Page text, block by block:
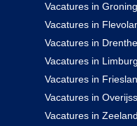
Vacatures in
Vacatures in
Vacatures in Drenthe
Vacatures in Limburg
Vacatures in
Vacatures in
Vacatures in Zeeland